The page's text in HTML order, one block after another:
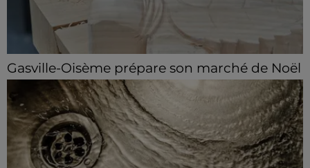
Gasville-Oisème prépare son marché de Noël
Artisans et créateurs locaux peuvent se faire
connaître auprès de la municipalité.